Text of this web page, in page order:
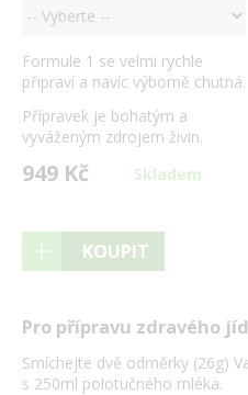
Formule 1 se velmi rychle
připraví a navíc výborně chutná.
Přípravek je bohatým a
vyváženým zdrojem živin.
949 Kč Skladem
KOUPIT
Pro přípravu zdravého
Smíchejte dvě odměrky (26g)
s 250ml polotučného mléka.